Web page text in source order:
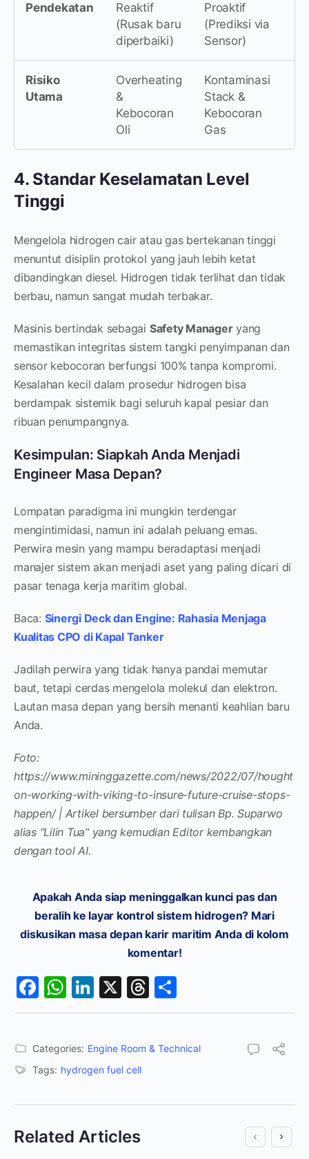
Pendekatan
Reaktif
(Rusak baru
diperbaiki)
Proaktif
(Prediksi via
Sensor)
Risiko
Utama
Overheating
&
Kebocoran
Oli
Kontaminasi
Stack &
Kebocoran
Gas
4. Standar Keselamatan Level
Tinggi
Mengelola hidrogen cair atau gas bertekanan tinggi
menuntut disiplin protokol yang jauh lebih ketat
dibandingkan diesel. Hidrogen tidak terlihat dan tidak
berbau, namun sangat mudah terbakar.
Masinis bertindak sebagai Safety Manageryang
memastikan integritas sistem tangki penyimpanan dan
sensor kebocoran berfungsi 100% tanpa kompromi.
Kesalahan kecil dalam prosedur hidrogen bisa
berdampak sistemik bagi seluruh kapal pesiar dan
ribuan penumpangnya.
Kesimpulan: Siapkah Anda Menjadi
Engineer Masa Depan?
Lompatan paradigma ini mungkin terdengar
mengintimidasi, namun ini adalah peluang emas.
Perwira mesin yang mampu beradaptasi menjadi
manajer sistem akan menjadi aset yang paling dicari di
pasar tenaga kerja maritim global.
Baca: Sinergi Deck dan Engine: Rahasia Menjaga
Kualitas CPO di Kapal Tanker
Jadilah perwira yang tidak hanya pandai memutar
baut, tetapi cerdas mengelola molekul dan elektron.
Lautan masa depan yang bersih menanti keahlian baru
Anda.
Foto:
https://www.mininggazette.com/news/2022/07/hought
on-working-with-viking-to-insure-future-cruise-stops-
happen/ | Artikel bersumber dari tulisan Bp. Suparwo
alias “Lilin Tua” yang kemudian Editor kembangkan
dengan tool AI.
Apakah Anda siap meninggalkan kunci pas dan
beralih ke layar kontrol sistem hidrogen? Mari
diskusikan masa depan karir maritim Anda di kolom
komentar!
Facebook
WhatsApp
LinkedIn
X Threads
Categories: Engine Room & Technical
Tags: hydrogen fuel cell
Related Articles